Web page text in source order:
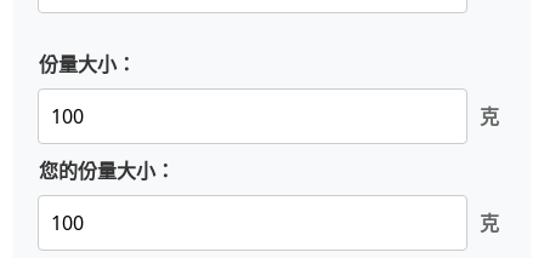
份量大小：
克
您的份量大小：
克